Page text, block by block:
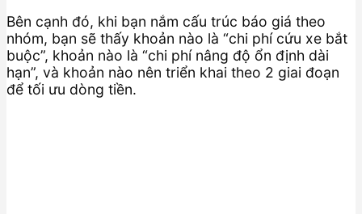
Bên cạnh đó, khi bạn nắm cấu trúc báo giá theo
nhóm, bạn sẽ thấy khoản nào là “chi phí cứu xe bắt
buộc”, khoản nào là “chi phí nâng độ ổn định dài
hạn”, và khoản nào nên triển khai theo 2 giai đoạn
để tối ưu dòng tiền.